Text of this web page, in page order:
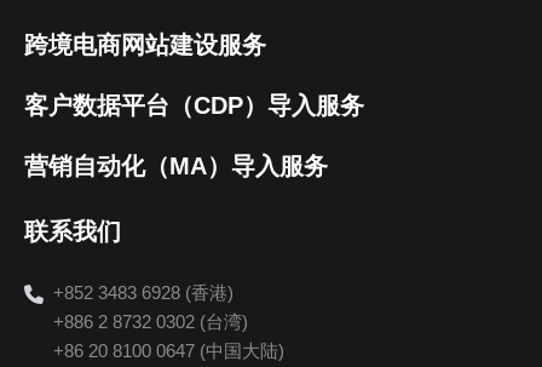
跨境电商网站建设服务
客户数据平台（CDP）导入服务
营销自动化（MA）导入服务
联系我们
+852 3483 6928 (香港)
+886 2 8732 0302 (台湾)
+86 20 8100 0647 (中国大陆)